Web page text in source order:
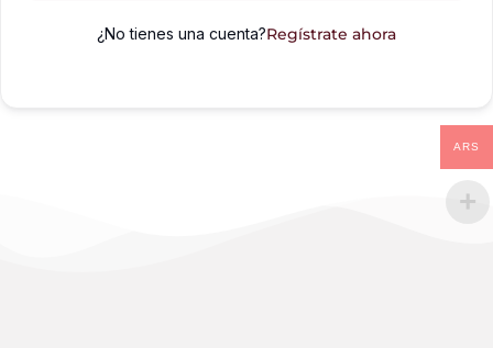
¿No tienes una cuenta?Regístrate ahora
ARS